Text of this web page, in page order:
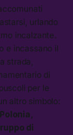
urlando
incalzante.
e incassano il
strada,
di
per le
altro simbolo:
di